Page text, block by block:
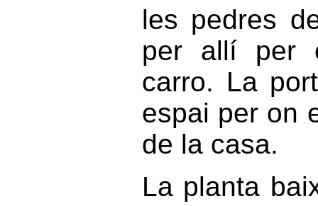
les pedres
per allí per
carro. La
espai per on
de la casa.
La planta